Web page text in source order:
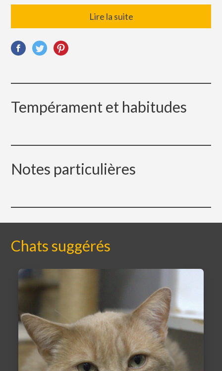
Lire la suite
Tempérament et habitudes
Notes particulières
Chats suggérés